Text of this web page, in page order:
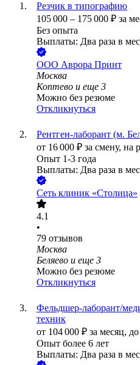
Резчик в типографию
105 000 – 175 000 ₽ за
Без опыта
Выплаты: Два раза в
ООО Аврора Принт
Москва
Коптево и еще 3
Можно без резюме
Откликнуться
Рентген-лаборант (м.
от 16 000 ₽ за смену, на
Опыт 1-3 года
Выплаты: Два раза в
Сеть клиник «Столица»
4.1
•
79 отзывов
Москва
Беляево и еще 3
Можно без резюме
Откликнуться
Фельдшер-лаборант/
техник
от 104 000 ₽ за месяц,
Опыт более 6 лет
Выплаты: Два раза в